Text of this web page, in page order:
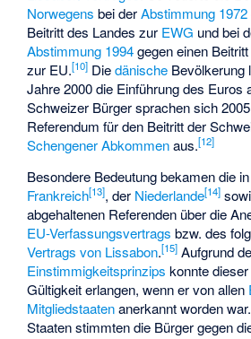
Norwegens bei derAbstimmung 1972
Beitritt des Landes zur EWG und bei
Abstimmung 1994gegen einen
zur EU.[10] Diedänische Bevölkerung
Jahre 2000 die Einführung des Euros
Schweizer Bürger sprachen sich
Referendum für den Beitritt der
Schengener Abkommenaus.[12]
Besondere Bedeutung bekamen die in
Frankreich[13], der Niederlande[14]
abgehaltenen Referenden über die
EU-Verfassungsvertrags bzw. des
Vertrags von Lissabon.[15] Aufgrund
Einstimmigkeitsprinzips konnte
Gültigkeit erlangen, wenn er von allen
Mitgliedstaatenanerkannt worden
Staaten stimmten die Bürger gegen